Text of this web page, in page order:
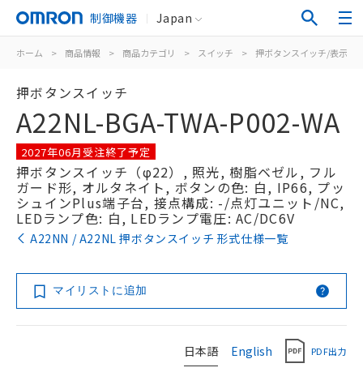
制御機器 Japan
ホーム > 商品情報 > 商品カテゴリ > スイッチ > 押ボタンスイッチ/表示灯
押ボタンスイッチ
A22NL-BGA-TWA-P002-WA
2027年06月受注終了予定
押ボタンスイッチ（φ22）, 照光, 樹脂ベゼル, フル
ガード形, オルタネイト, ボタンの色: 白, IP66, プッ
シュインPlus端子台, 接点構成: -/点灯ユニット/NC,
LEDランプ色: 白, LEDランプ電圧: AC/DC6V
A22NN / A22NL 押ボタンスイッチ 形式仕様一覧
マイリストに追加
日本語 English PDF出力